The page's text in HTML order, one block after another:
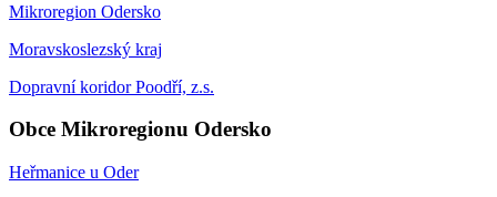
Mikroregion Odersko
Moravskoslezský kraj
Dopravní koridor Poodří, z.s.
Obce Mikroregionu Odersko
Heřmanice u Oder